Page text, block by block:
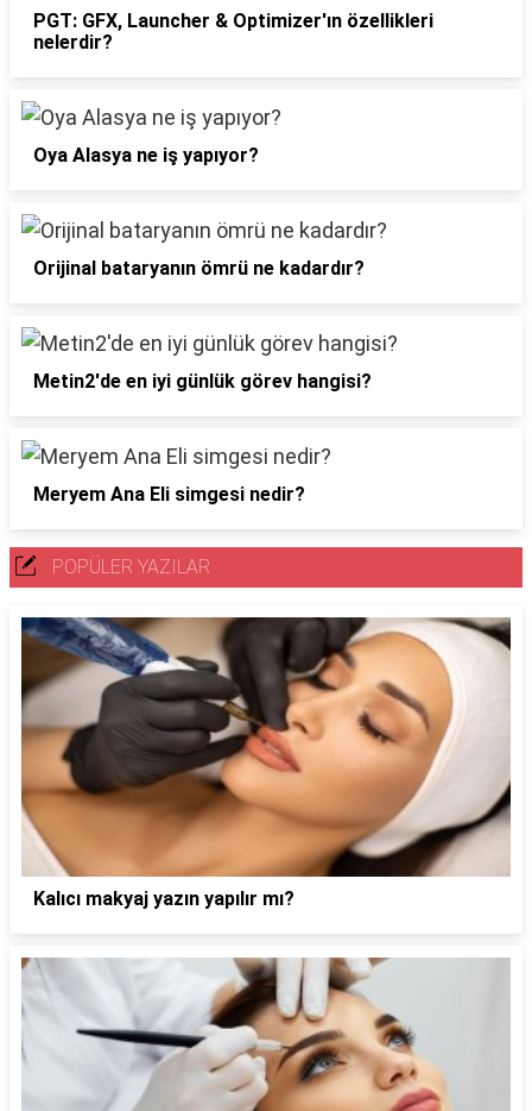
PGT: GFX, Launcher & Optimizer'ın özellikleri
nelerdir?
Oya Alasya ne iş yapıyor?
Orijinal bataryanın ömrü ne kadardır?
Metin2'de en iyi günlük görev hangisi?
Meryem Ana Eli simgesi nedir?
POPÜLER YAZILAR
Kalıcı makyaj yazın yapılır mı?